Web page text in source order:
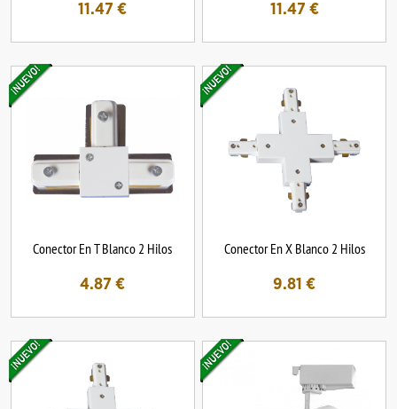
11.47 € 11.47 €
Conector En T Blanco 2 Hilos
4.87 €
Conector En X Blanco 2 Hilos
9.81 €